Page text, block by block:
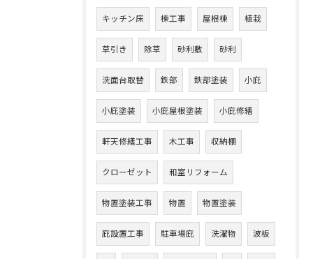
キッチン床 棟工事 屋根棟 植栽
草引き 除草 砂利敷 砂利
洗面台取替 鉄部 鉄部塗装 小庇
小庇塗装 小庇屋根塗装 小庇修繕
軒天修繕工事 木工事 収納棚
クローゼット 和室リフォーム
物置塗装工事 物置 物置塗装
庇設置工事 駐車場庇 洗濯物 波板